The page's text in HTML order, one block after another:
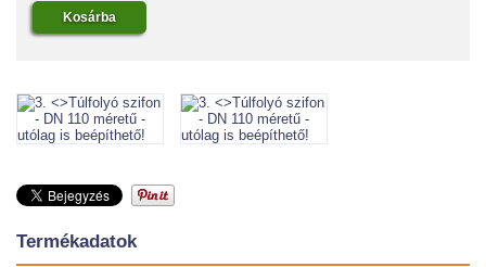
Termékadatok